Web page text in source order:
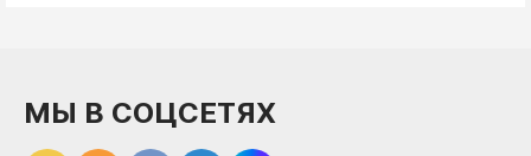
МЫ В СОЦСЕТЯХ